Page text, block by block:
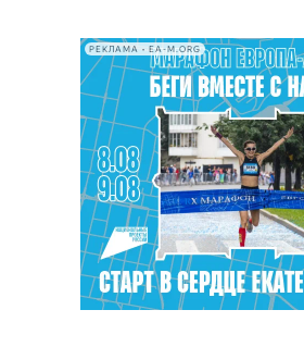
РЕКЛАМА • EA-M.ORG